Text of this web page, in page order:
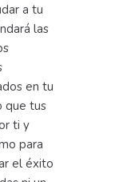
a tu
las
en tu
que tus
ti y
para
el éxito